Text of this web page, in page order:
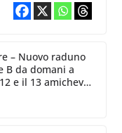
– Nuovo raduno
B da domani a
e il 13 amichevoli